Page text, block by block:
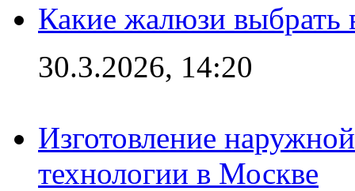
Какие жалюзи выбрать
30.3.2026, 14:20
Изготовление
технологии в Москве